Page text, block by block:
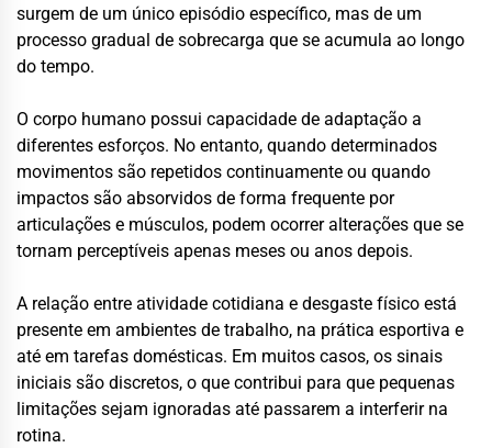
surgem de um único episódio específico, mas de um
processo gradual de sobrecarga que se acumula ao longo
do tempo.
O corpo humano possui capacidade de adaptação a
diferentes esforços. No entanto, quando determinados
movimentos são repetidos continuamente ou quando
impactos são absorvidos de forma frequente por
articulações e músculos, podem ocorrer alterações que se
tornam perceptíveis apenas meses ou anos depois.
A relação entre atividade cotidiana e desgaste físico está
presente em ambientes de trabalho, na prática esportiva e
até em tarefas domésticas. Em muitos casos, os sinais
iniciais são discretos, o que contribui para que pequenas
limitações sejam ignoradas até passarem a interferir na
rotina.